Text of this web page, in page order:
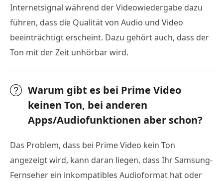
Internetsignal während der Videowiedergabe dazu
führen, dass die Qualität von Audio und Video
beeinträchtigt erscheint. Dazu gehört auch, dass der
Ton mit der Zeit unhörbar wird.
Warum gibt es bei Prime Video
keinen Ton, bei anderen
Apps/Audiofunktionen aber schon?
Das Problem, dass bei Prime Video kein Ton
angezeigt wird, kann daran liegen, dass Ihr Samsung-
Fernseher ein inkompatibles Audioformat hat oder